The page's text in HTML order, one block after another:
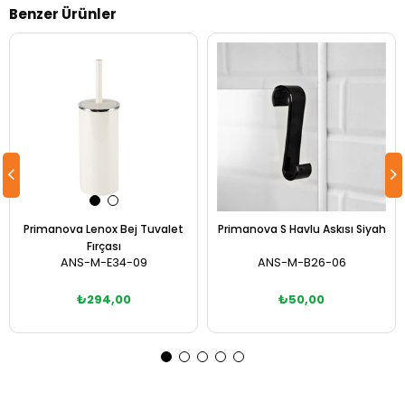
Benzer Ürünler
Primanova Lenox Bej Tuvalet
Fırçası
ANS-M-E34-09
₺294,00
Primanova S Havlu Askısı Siyah
ANS-M-B26-06
₺50,00